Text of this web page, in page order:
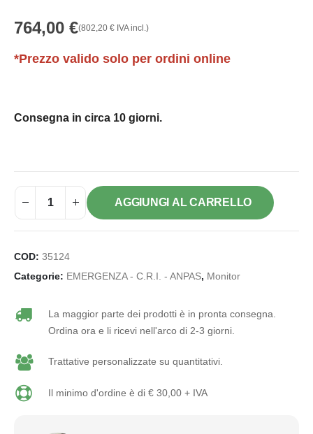
764,00 €(802,20 € IVA incl.)
*Prezzo valido solo per ordini online
Consegna in circa 10 giorni.
AGGIUNGI AL CARRELLO
COD: 35124
Categorie: EMERGENZA - C.R.I. - ANPAS, Monitor
La maggior parte dei prodotti è in pronta consegna.
Ordina ora e li ricevi nell'arco di 2-3 giorni.
Trattative personalizzate su quantitativi.
Il minimo d'ordine è di € 30,00 + IVA